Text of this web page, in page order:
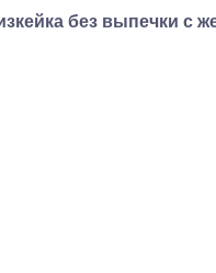
без выпечки с